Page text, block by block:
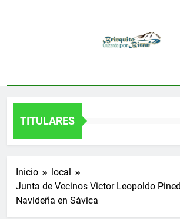
TITULARES
Inicio
local
Junta de Vecinos Victor Leopoldo
Navideña en Sávica